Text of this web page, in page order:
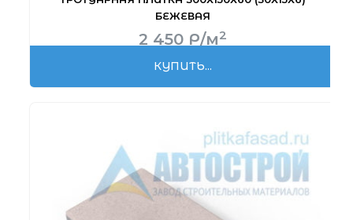
БЕЖЕВАЯ
2 450 Р/м2
КУПИТЬ...